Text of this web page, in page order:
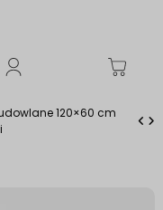
120×60 cm